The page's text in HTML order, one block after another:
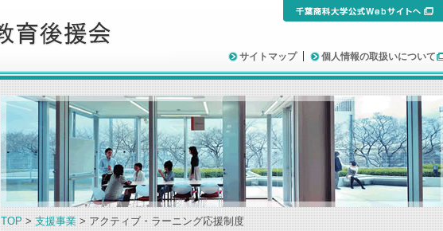
サイトマップ 個人情報の取扱いについて
TOP>支援事業> アクティブ・ラーニング応援制度